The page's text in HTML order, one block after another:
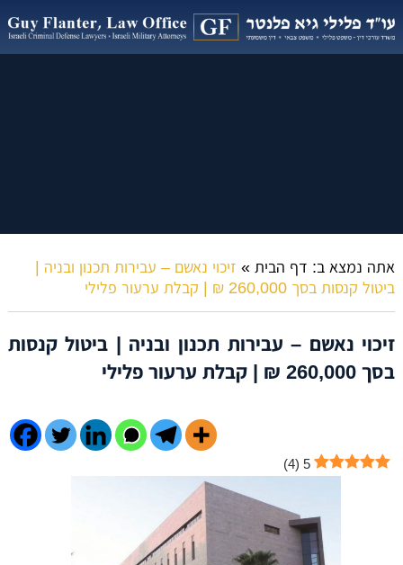
אתה נמצא ב: דף הבית » זיכוי נאשם – עבירות תכנון ובניה |
ביטול קנסות בסך 260,000 ₪ | קבלת ערעור פלילי
זיכוי נאשם – עבירות תכנון ובניה | ביטול קנסות
בסך 260,000 ₪ | קבלת ערעור פלילי
5
(
4
)